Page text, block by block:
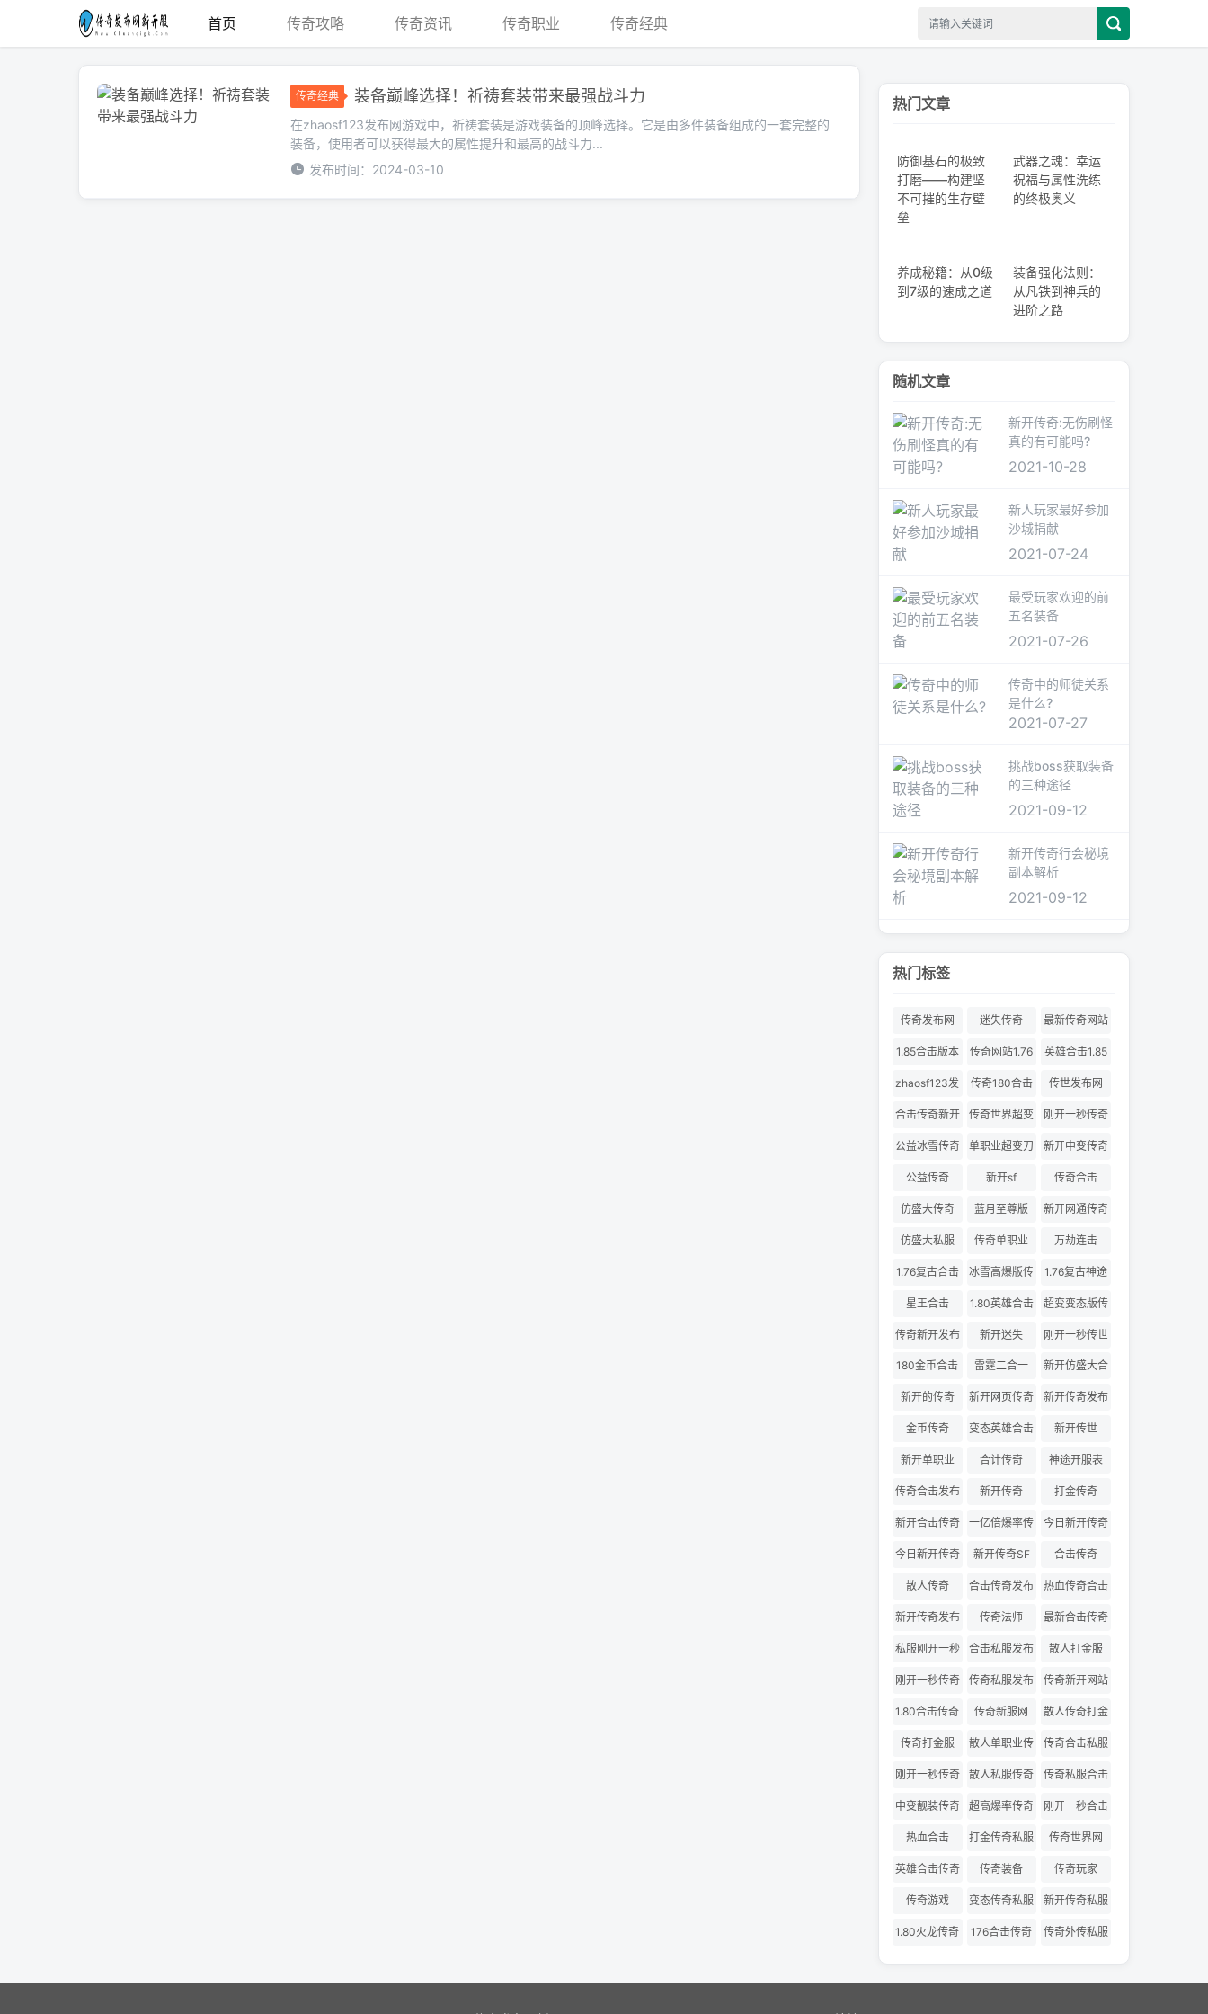
首页 传奇攻略 传奇资讯 传奇职业 传奇经典
传奇经典 装备巅峰选择！祈祷套装带来最强战斗力
在zhaosf123发布网游戏中，祈祷套装是游戏装备的顶峰选择。它是由多件装备组成的一套完整的
装备，使用者可以获得最大的属性提升和最高的战斗力...
发布时间：2024-03-10
热门文章
防御基石的极致
打磨——构建坚
不可摧的生存壁
垒
武器之魂：幸运
祝福与属性洗练
的终极奥义
养成秘籍：从0级
到7级的速成之道
装备强化法则：
从凡铁到神兵的
进阶之路
随机文章
新开传奇:无伤刷怪
真的有可能吗?
2021-10-28
新人玩家最好参加
沙城捐献
2021-07-24
最受玩家欢迎的前
五名装备
2021-07-26
传奇中的师徒关系
是什么?
2021-07-27
挑战boss获取装备
的三种途径
2021-09-12
新开传奇行会秘境
副本解析
2021-09-12
热门标签
传奇发布网 迷失传奇 最新传奇网站
1.85合击版本 传奇网站1.76
英雄合击1.85
合击
zhaosf123发
布网
传奇180合击 传世发布网
合击传奇新开
服
传奇世界超变
刚开一秒传奇
180合击
公益冰雪传奇
单职业超变刀
刀切割
新开中变传奇
公益传奇 新开sf 传奇合击
仿盛大传奇 蓝月至尊版 新开网通传奇
仿盛大私服 传奇单职业 万劫连击
1.76复古合击
冰雪高爆版传
奇
1.76复古神途
星王合击 1.80英雄合击
超变变态版传
奇
传奇新开发布 新开迷失 刚开一秒传世
180金币合击 雷霆二合一
新开仿盛大合
击
新开的传奇 新开网页传奇 新开传奇发布
金币传奇 变态英雄合击 新开传世
新开单职业 合计传奇 神途开服表
传奇合击发布
网
新开传奇 打金传奇
新开合击传奇
一亿倍爆率传
奇
今日新开传奇
三私服
今日新开传奇 新开传奇SF 合击传奇
散人传奇
合击传奇发布
网
热血传奇合击
版
新开传奇发布
网
传奇法师
最新合击传奇
私服
私服刚开一秒
合击私服发布
网
散人打金服
刚开一秒传奇
传奇私服发布
网
传奇新开网站
1.80合击传奇 传奇新服网
散人传奇打金
版
传奇打金服
散人单职业传
奇
传奇合击私服
刚开一秒传奇
私服
散人私服传奇
传奇私服合击
发布网
中变靓装传奇 超高爆率传奇
刚开一秒合击
传奇
热血合击 打金传奇私服 传奇世界网
英雄合击传奇 传奇装备 传奇玩家
传奇游戏 变态传奇私服 新开传奇私服
1.80火龙传奇 176合击传奇 传奇外传私服